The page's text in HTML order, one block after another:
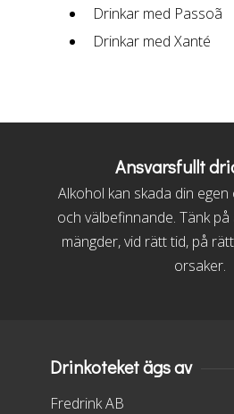
Drinkar med Passoã
Drinkar med Xanté
Ansvarsfullt
Alkohol kan skada din
och välbefinnande. Tänk
mängder, vid rätt tid, på
orsaker.
Drinkoteket ägs av
Fredrink AB